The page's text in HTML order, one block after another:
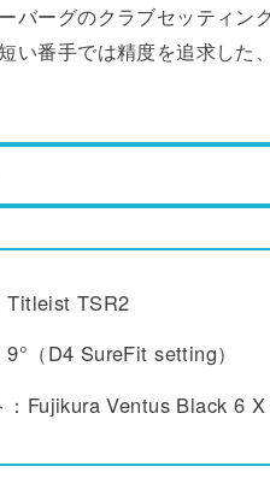
バーグのクラブセッティン
い番手では精度を追求した
Titleist TSR2
9°（D4 SureFit setting）
：Fujikura Ventus Black 6 X